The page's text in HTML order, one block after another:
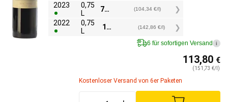
2023
0,75
L
78,25 (104,34 €/l)
2022
0,75
L
107,15 (142,86 €/l)
6 für sofortigen Versand i
113,80 €
(151,73 €/l)
Kostenloser Versand von 6er Paketen